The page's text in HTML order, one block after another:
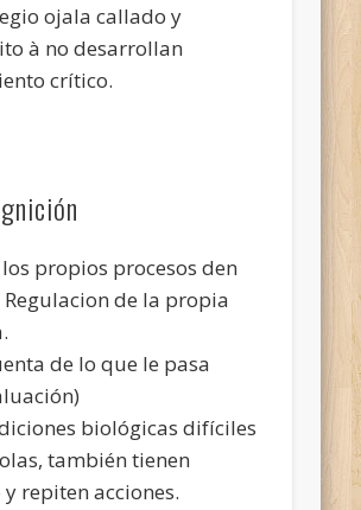
ojala callado y
à no desarrollan
crítico.
propios procesos den
Regulacion de la propia
de lo que le pasa
biológicas difíciles
también tienen
repiten acciones.